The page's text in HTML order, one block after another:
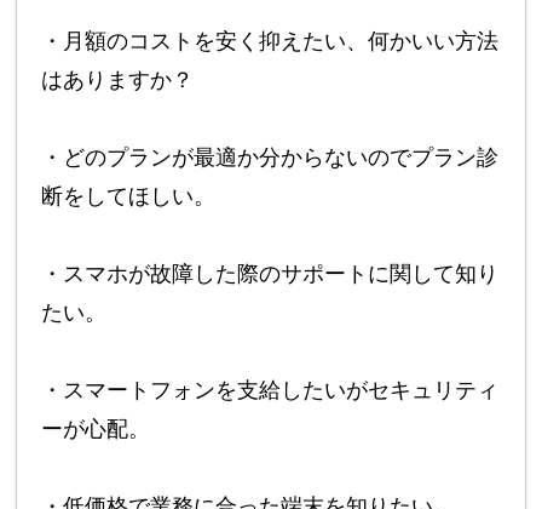
・月額のコストを安く抑えたい、何かいい方法
はありますか？
・どのプランが最適か分からないのでプラン診
断をしてほしい。
・スマホが故障した際のサポートに関して知り
たい。
・スマートフォンを支給したいがセキュリティ
ーが心配。